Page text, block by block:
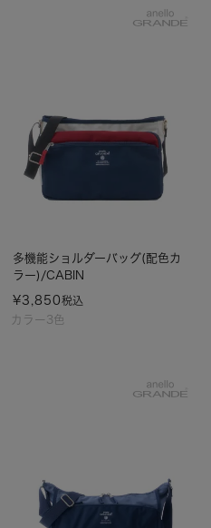
カラー3色
多機能ショルダーバッグ(配色カ
ラー)/CABIN
¥3,850税込